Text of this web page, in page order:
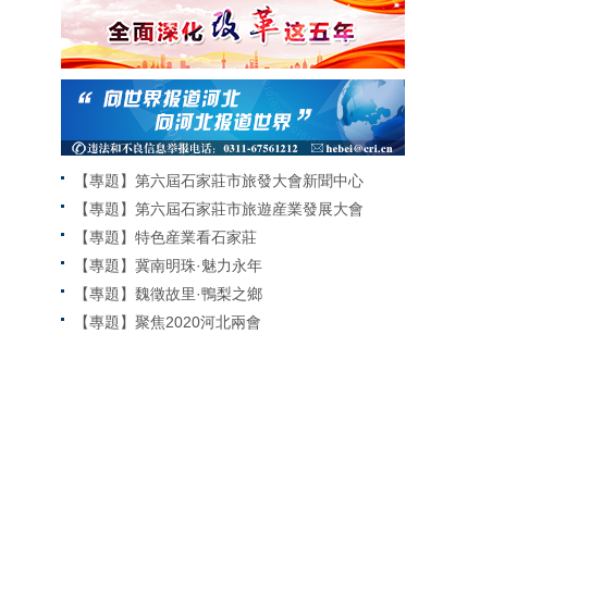
【專題】第六屆石家莊市旅發大會新聞中心
【專題】第六屆石家莊市旅遊産業發展大會
【專題】特色産業看石家莊
【專題】冀南明珠·魅力永年
【專題】魏徵故里·鴨梨之鄉
【專題】聚焦2020河北兩會